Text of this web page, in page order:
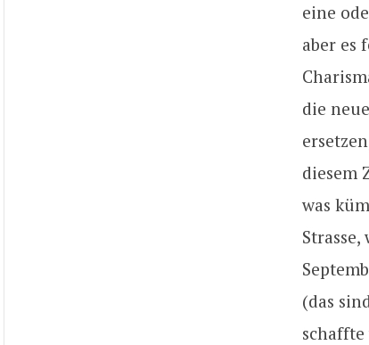
eine
aber es
die
diesem
was
(das